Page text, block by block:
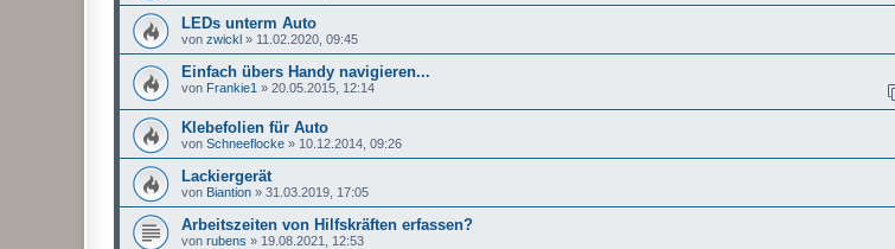
LEDs unterm Auto
von zwickl » 11.02.2020, 09:45
Einfach übers Handy navigieren...
von Frankie1 » 20.05.2015, 12:14
Klebefolien für Auto
von Schneeflocke » 10.12.2014, 09:26
Lackiergerät
von Biantion » 31.03.2019, 17:05
Arbeitszeiten von Hilfskräften erfassen?
von rubens » 19.08.2021, 12:53